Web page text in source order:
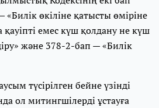
өкіліне қатысты өмiрiне
қауiпті емес күш қолдану не күш
және 378-2-бап — «Билік
түсірілген бейне үзінді
ол митингшілерді ұстауға